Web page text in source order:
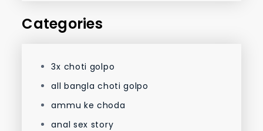
Categories
3x choti golpo
all bangla choti golpo
ammu ke choda
anal sex story